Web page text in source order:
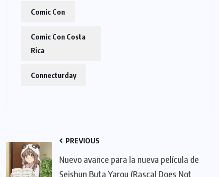
Comic Con
Comic Con Costa
Rica
Connecturday
PREVIOUS
Nuevo avance para la nueva película de
Seishun Buta Yarou (Rascal Does Not